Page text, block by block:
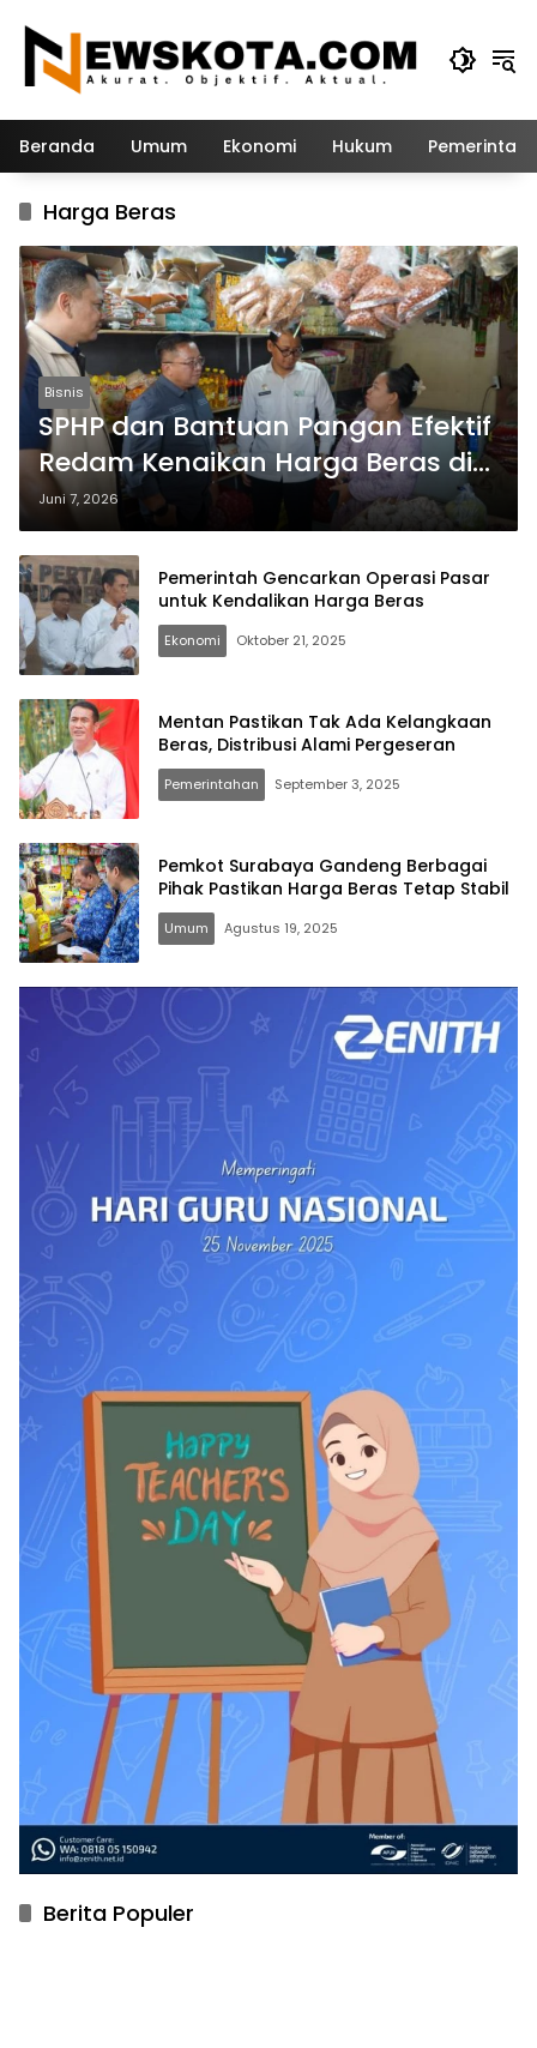
konten
Beranda Umum Ekonomi Hukum
Harga Beras
Bisnis
SPHP dan Bantuan Pangan Efektif
Redam Kenaikan Harga Beras di
Jawa Timur
Juni 7, 2026
Pemerintah Gencarkan Operasi Pasar
untuk Kendalikan Harga Beras
Ekonomi Oktober 21, 2025
Mentan Pastikan Tak Ada Kelangkaan
Beras, Distribusi Alami Pergeseran
Pemerintahan September 3, 2025
Pemkot Surabaya Gandeng Berbagai
Pihak Pastikan Harga Beras Tetap Stabil
Umum Agustus 19, 2025
Berita Populer